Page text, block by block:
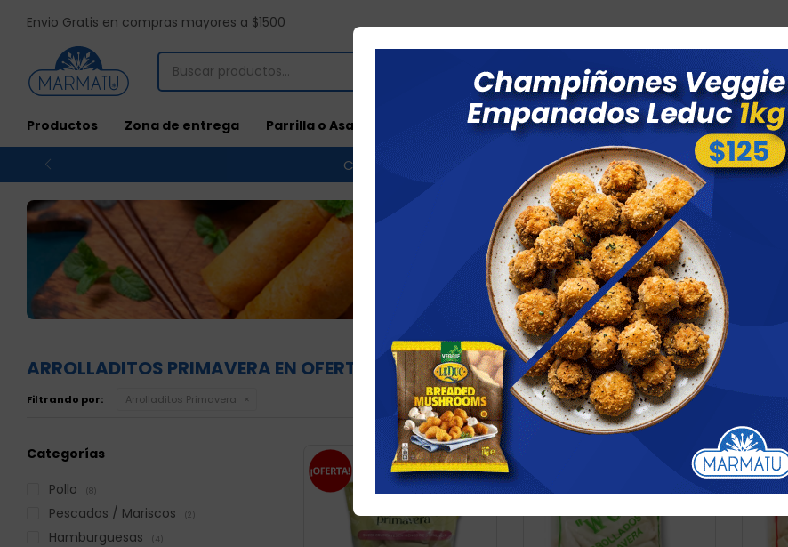
Compras menores a $ 1500 costo de envío $60 *Puede Variar
Productos Zona de entrega Parrilla o Asado Blog Ofertas Promociones
Envio Gratis en compras mayores a $1500
ARROLLADITOS PRIMAVERA EN OFERTA
Filtrando por: Arrolladitos Primavera
Categorías
Pollo
(8)
Pescados / Mariscos (2)
Hamburguesas (4)